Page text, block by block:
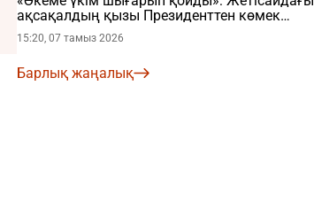
ақсақалдың қызы Президенттен көмек
сұрады
15:20, 07 тамыз 2026
Барлық жаңалық